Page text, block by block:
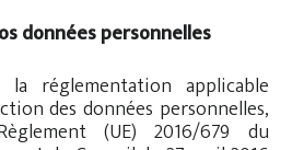
données personnelles
la réglementation applicable
des données personnelles,
(UE) 2016/679 du